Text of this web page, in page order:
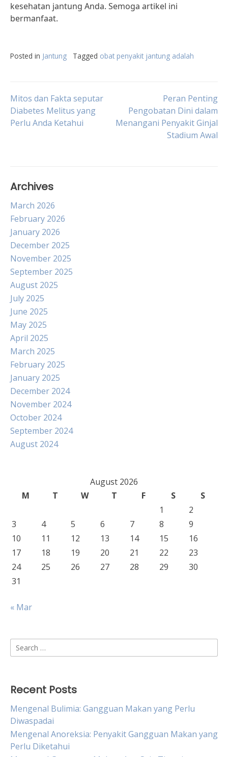
kesehatan jantung Anda. Semoga artikel ini
bermanfaat.
Posted in Jantung Tagged obat penyakit jantung adalah
Post
navigation
Mitos dan Fakta seputar
Diabetes Melitus yang
Perlu Anda Ketahui
Peran Penting
Pengobatan Dini dalam
Menangani Penyakit Ginjal
Stadium Awal
Archives
March 2026
February 2026
January 2026
December 2025
November 2025
September 2025
August 2025
July 2025
June 2025
May 2025
April 2025
March 2025
February 2025
January 2025
December 2024
November 2024
October 2024
September 2024
August 2024
August 2026
M
T W T F S
S
1
2
3
4 5 6 7 8
9
10
11 12 13 14 15
16
17
18 19 20 21 22
23
24
25 26 27 28 29
30
31
« Mar
Search
for:
Recent Posts
Mengenal Bulimia: Gangguan Makan yang Perlu
Diwaspadai
Mengenal Anoreksia: Penyakit Gangguan Makan yang
Perlu Diketahui